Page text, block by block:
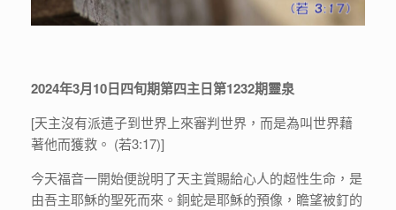
2024年3月10日四旬期第四主日第1232期靈泉
[天主沒有派遣子到世界上來審判世界，而是為叫世界藉
著他而獲救。 (若3:17)]
今天福音一開始便說明了天主賞賜給心人的超性生命，是
由吾主耶穌的聖死而來。銅蛇是耶穌的預像，瞻望被釘的